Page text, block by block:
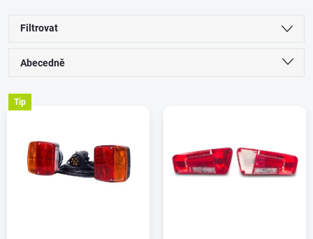
Filtrovat
Ř
a
Abecedně
Nejprodávanější
V
Tip